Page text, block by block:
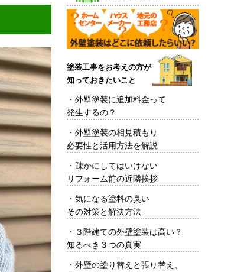
塗装工事をお考えの方が
知っておきたいこと
・ 外壁塗装に追加料金って
発生するの？
・ 外壁塗装の相見積もり
必要性と活用方法を解説
・ 疎かにしてはいけない
リフォーム前の近隣挨拶
・ 気になる塗料の臭い
その対策と解決方法
・ ３階建ての外壁塗装は高い？
知るべき３つの真実
・ 外壁の塗り替えと張り替え、